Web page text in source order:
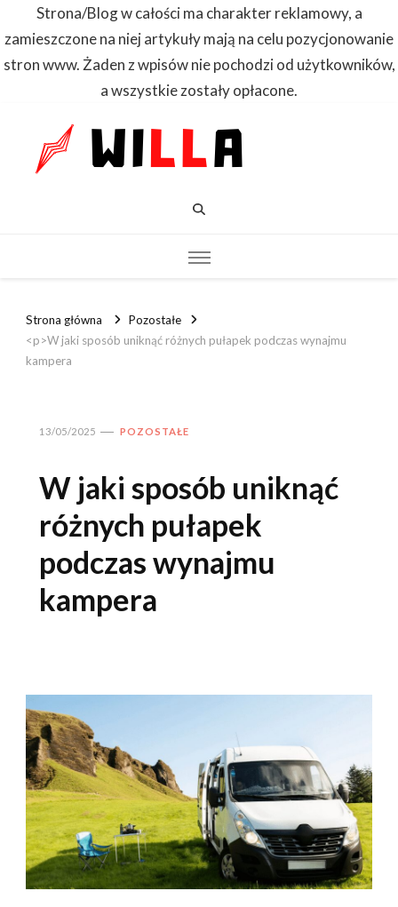
Strona/Blog w całości ma charakter reklamowy, a
zamieszczone na niej artykuły mają na celu pozycjonowanie
stron www. Żaden z wpisów nie pochodzi od użytkowników,
a wszystkie zostały opłacone.
Strona główna
Pozostałe
<p>W jaki sposób uniknąć różnych pułapek podczas wynajmu
kampera
13/05/2025 POZOSTAŁE
W jaki sposób uniknąć
różnych pułapek
podczas wynajmu
kampera